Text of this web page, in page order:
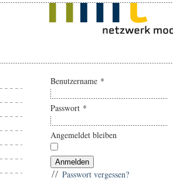
Benutzername *
Passwort *
Angemeldet bleiben
Anmelden
Passwort vergessen?